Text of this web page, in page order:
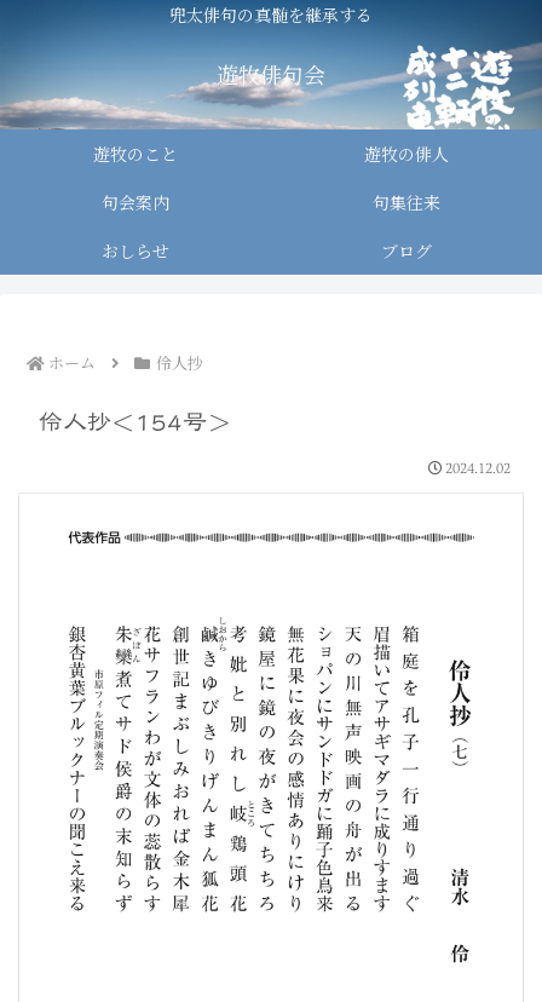
兜太俳句の真髄を継承する
遊牧俳句会
遊牧のこと
遊牧の俳人
句会案内
句集往来
おしらせ
ブログ
ホーム 伶人抄
伶人抄＜154号＞
2024.12.02